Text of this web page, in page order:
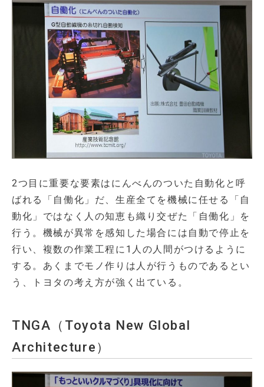
2つ目に重要な要素はにんべんのついた自動化と呼
ばれる「自働化」だ、生産全てを機械に任せる「自
動化」ではなく人の知恵も織り交ぜた「自働化」を
行う。機械が異常を感知した場合には自動で停止を
行い、複数の作業工程に1人の人間がつけるように
する。あくまでモノ作りは人が行うものであるとい
う、トヨタの考え方が強く出ている。
TNGA（Toyota New Global
Architecture）